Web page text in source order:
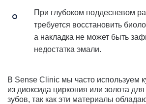
При глубоком поддесневом
требуется восстановить
а накладка не может быть
недостатка эмали.
В Sense Clinic мы часто используем
из диоксида циркония или золота
зубов, так как эти материалы